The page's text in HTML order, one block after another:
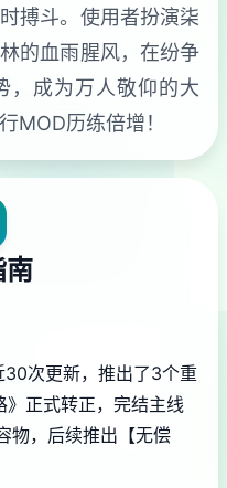
搏斗。使用者扮演柒
的血雨腥风，在纷争
，成为万人敬仰的大
MOD历练倍增！
南
30次更新，推出了3个重
正式转正，完结主线
物，后续推出【无偿